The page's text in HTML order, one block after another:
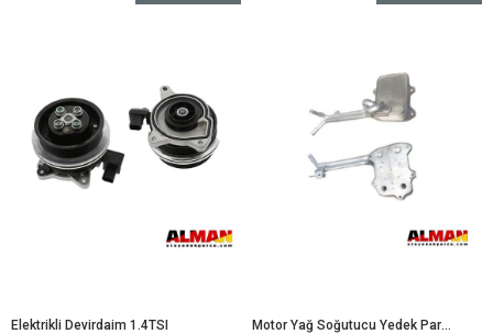
Elektrikli Devirdaim 1.4TSI Motor Yağ Soğutucu Yedek Parça 08090014